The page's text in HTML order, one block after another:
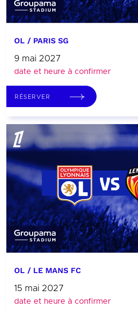
OL / PARIS SG
9 mai 2027
date et heure à confirmer
RÉSERVER
OL / LE MANS FC
15 mai 2027
date et heure à confirmer